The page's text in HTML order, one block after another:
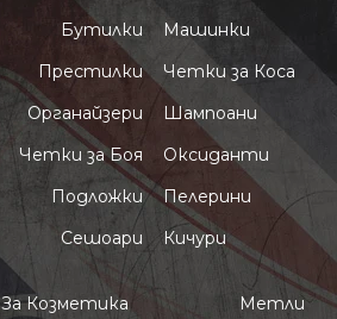
Бутилки
Престилки
Органайзери
Четки за Боя
Подложки
Сешоари
Машинки
Четки за Коса
Шампоани
Оксиданти
Пелерини
Кичури
За Козметика
Метли